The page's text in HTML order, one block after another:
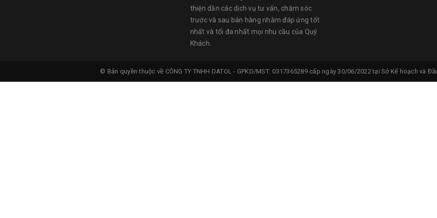
thiện dần các dịch vụ tư vấn, chăm sóc
trước và sau bán hàng nhằm đáp ứng tốt
nhất và tối đa nhất mọi nhu cầu của Quý
Khách.
© Bản quyền thuộc về CÔNG TY TNHH DATOL - GPKD/MST: 0317365289 cấp ngày 30/06/2022 tại Sở Kế hoạch và